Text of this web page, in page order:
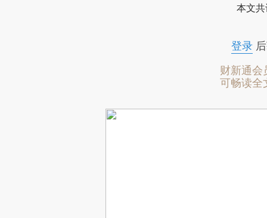
本文共
登录后
财新通会
可畅读全